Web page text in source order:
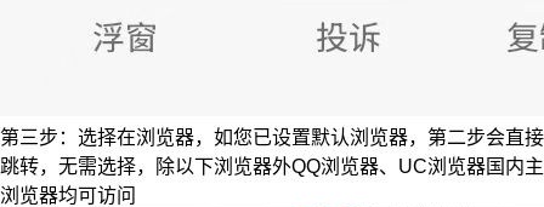
第三步：选择在浏览器，如您已设置默认浏览器，第二步会直接
跳转，无需选择，除以下浏览器外QQ浏览器、UC浏览器国内主
浏览器均可访问